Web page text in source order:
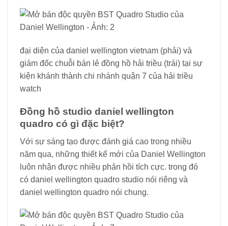
đại diện của daniel wellington vietnam (phải) và
giám đốc chuỗi bán lẻ đồng hồ hải triều (trái) tại sự
kiện khánh thành chi nhánh quận 7 của hải triều
watch
Đồng hồ studio daniel wellington
quadro có gì đặc biệt?
Với sự sáng tạo được đánh giá cao trong nhiều
năm qua, những thiết kế mới của Daniel Wellington
luôn nhận được nhiều phản hồi tích cực. trong đó
có daniel wellington quadro studio nói riêng và
daniel wellington quadro nói chung.